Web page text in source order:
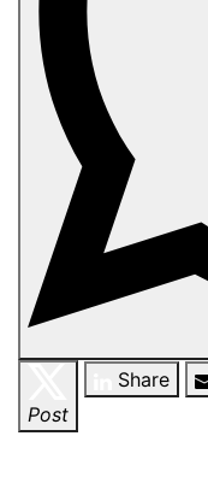
Post
Share